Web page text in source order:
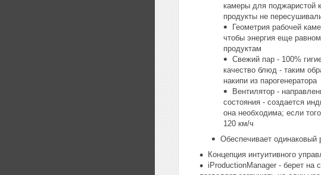
камеры для поджаристой
продукты не
Геометрия рабочей
чтобы энергия еще
продуктам
Свежий пар - 100%
качество блюд - таким
накипи из парогенератора
Вентилятор -
состояния - создается
она необходима; если
120 км/ч
Обеспечивает одинаковый
Концепция интуитивного
iProductionManager - берет на